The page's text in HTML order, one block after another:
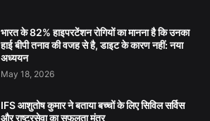
भारत के 82% हाइपरटेंशन रोगियों का मानना है कि उनका
हाई बीपी तनाव की वजह से है, डाइट के कारण नहीं: नया
अध्ययन
May 18, 2026
IFS आशुतोष कुमार ने बताया बच्चों के लिए सिविल सर्विस
और राष्ट्रसेवा का सफलता मंत्र